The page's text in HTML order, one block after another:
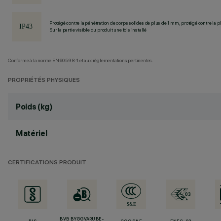
Protégé contre la pénétration de corps solides de plus de 1 mm, protégé contre la
Sur la partie visible du produit une fois installé
Conforme à la norme EN60598-1 et aux réglementations pertinentes.
PROPRIÉTÉS PHYSIQUES
Poids (kg)
Matériel
CERTIFICATIONS PRODUIT
BVB BYGGVARUBE-